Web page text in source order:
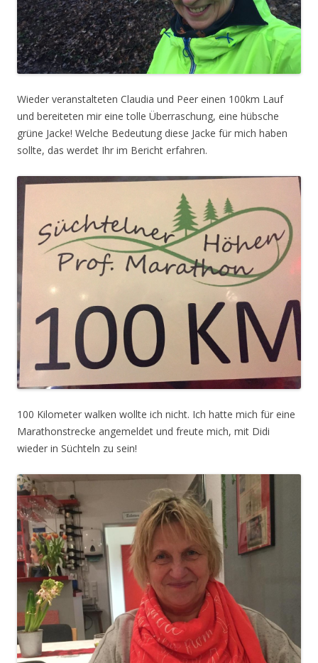
Wieder veranstalteten Claudia und Peer einen 100km Lauf
und bereiteten mir eine tolle Überraschung, eine hübsche
grüne Jacke! Welche Bedeutung diese Jacke für mich haben
sollte, das werdet Ihr im Bericht erfahren.
100 Kilometer walken wollte ich nicht. Ich hatte mich für eine
Marathonstrecke angemeldet und freute mich, mit Didi
wieder in Süchteln zu sein!